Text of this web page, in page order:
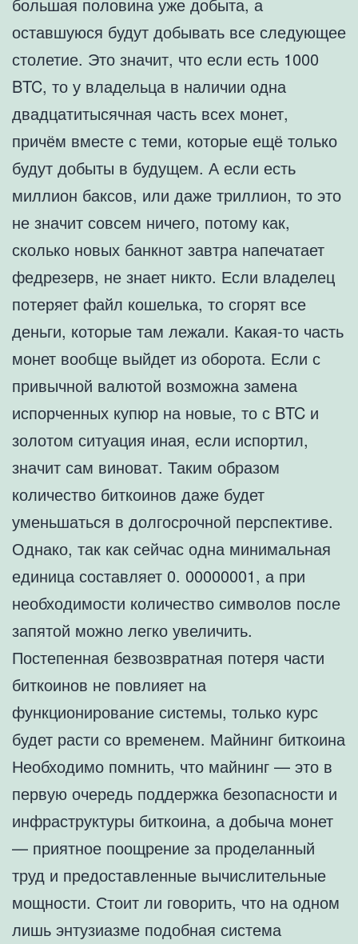
оставшуюся будут добывать все следующее
столетие. Это значит, что если есть 1000
BTC, то у владельца в наличии одна
двадцатитысячная часть всех монет,
причём вместе с теми, которые ещё только
будут добыты в будущем. А если есть
миллион баксов, или даже триллион, то это
не значит совсем ничего, потому как,
сколько новых банкнот завтра напечатает
федрезерв, не знает никто. Если владелец
потеряет файл кошелька, то сгорят все
деньги, которые там лежали. Какая-то часть
монет вообще выйдет из оборота. Если с
привычной валютой возможна замена
испорченных купюр на новые, то с BTC и
золотом ситуация иная, если испортил,
значит сам виноват. Таким образом
количество биткоинов даже будет
уменьшаться в долгосрочной перспективе.
Однако, так как сейчас одна минимальная
единица составляет 0. 00000001, а при
необходимости количество символов после
запятой можно легко увеличить.
Постепенная безвозвратная потеря части
биткоинов не повлияет на
функционирование системы, только курс
будет расти со временем. Майнинг биткоина
Необходимо помнить, что майнинг — это в
первую очередь поддержка безопасности и
инфраструктуры биткоина, а добыча монет
— приятное поощрение за проделанный
труд и предоставленные вычислительные
мощности. Стоит ли говорить, что на одном
лишь энтузиазме подобная система